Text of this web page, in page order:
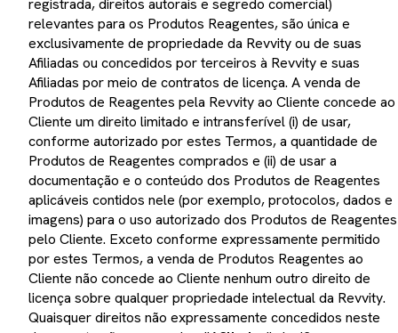
registrada, direitos autorais e segredo comercial)
relevantes para os Produtos Reagentes, são única e
exclusivamente de propriedade da Revvity ou de suas
Afiliadas ou concedidos por terceiros à Revvity e suas
Afiliadas por meio de contratos de licença. A venda de
Produtos de Reagentes pela Revvity ao Cliente concede ao
Cliente um direito limitado e intransferível (i) de usar,
conforme autorizado por estes Termos, a quantidade de
Produtos de Reagentes comprados e (ii) de usar a
documentação e o conteúdo dos Produtos de Reagentes
aplicáveis contidos nele (por exemplo, protocolos, dados e
imagens) para o uso autorizado dos Produtos de Reagentes
pelo Cliente. Exceto conforme expressamente permitido
por estes Termos, a venda de Produtos Reagentes ao
Cliente não concede ao Cliente nenhum outro direito de
licença sobre qualquer propriedade intelectual da Revvity.
Quaisquer direitos não expressamente concedidos neste